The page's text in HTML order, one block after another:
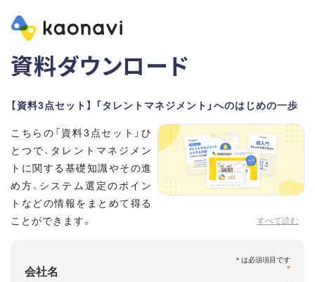
資料ダウンロード
【資料3点セット】 「タレントマネジメント」へのはじめの一歩
すべて読む
こちらの「資料3点セット」ひ
とつで、タレントマネジメン
トに関する基礎知識やその進
め方、システム選定のポイン
トなどの情報をまとめて得る
ことができます。
【資料セット内容】
*
会社名